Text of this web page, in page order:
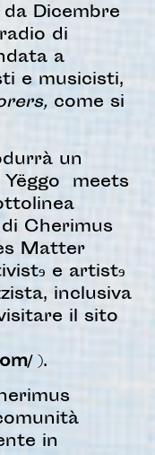
Dicembre
di
a
e musicisti,
come si
un
Yëggo meets
Cherimus
Matter
ɘ e artistɘ
inclusiva
il sito
).
in